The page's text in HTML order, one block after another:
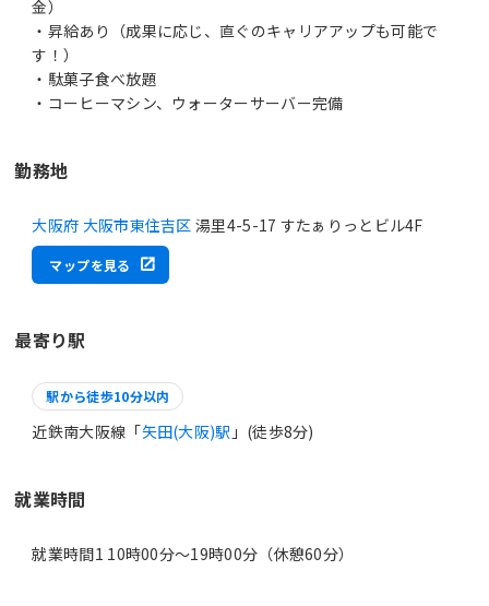
金）
・昇給あり（成果に応じ、直ぐのキャリアアップも可能で
す！）
・駄菓子食べ放題
・コーヒーマシン、ウォーターサーバー完備
勤務地
大阪府 大阪市東住吉区 湯里4-5-17 すたぁりっとビル4F
マップを見る
最寄り駅
駅から徒歩10分以内
近鉄南大阪線「矢田(大阪)駅 」(徒歩8分)
就業時間
就業時間1 10時00分〜19時00分（休憩60分）